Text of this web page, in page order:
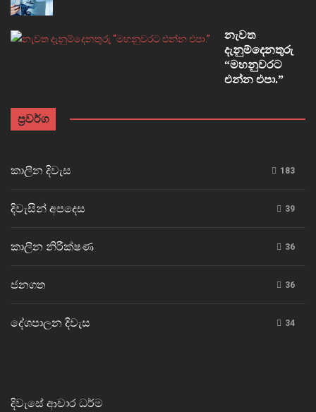
නැවත
දැනුම්දෙනතුරු
“මහනුවරට
එන්න එපා.”
ප්‍රවර්ග
කාලීන දිවැස 183
දිවැසින් අපදෙස 39
කාලීන නිරීක්ෂණ 36
ජනගත 36
දේශපාලන දිවැස 34
දිවැසේ ආචාර ධර්ම